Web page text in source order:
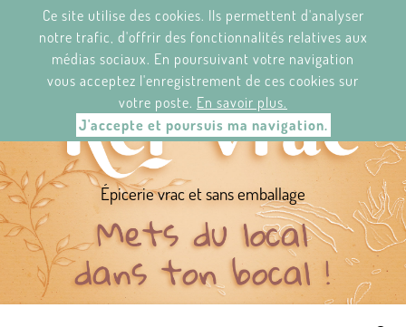
KER'VRAC. 2 RUE/STRAED JEAN LE BERRE,
29120 PONT-L'ABBÉ/ PONT-N'ABAD.
DU MARDI AU SAMEDI DE 11H À 19H30.
NEWS-LETTER
FACEBOOK
Épicerie vrac et sans emballage
Ce site utilise des cookies. Ils permettent d'analyser
notre trafic, d'offrir des fonctionnalités relatives aux
médias sociaux. En poursuivant votre navigation
vous acceptez l'enregistrement de ces cookies sur
votre poste. En savoir plus.
J'accepte et poursuis ma navigation.